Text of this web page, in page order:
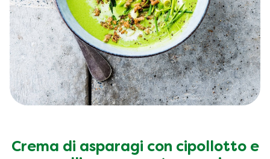
Crema di asparagi con cipollotto e